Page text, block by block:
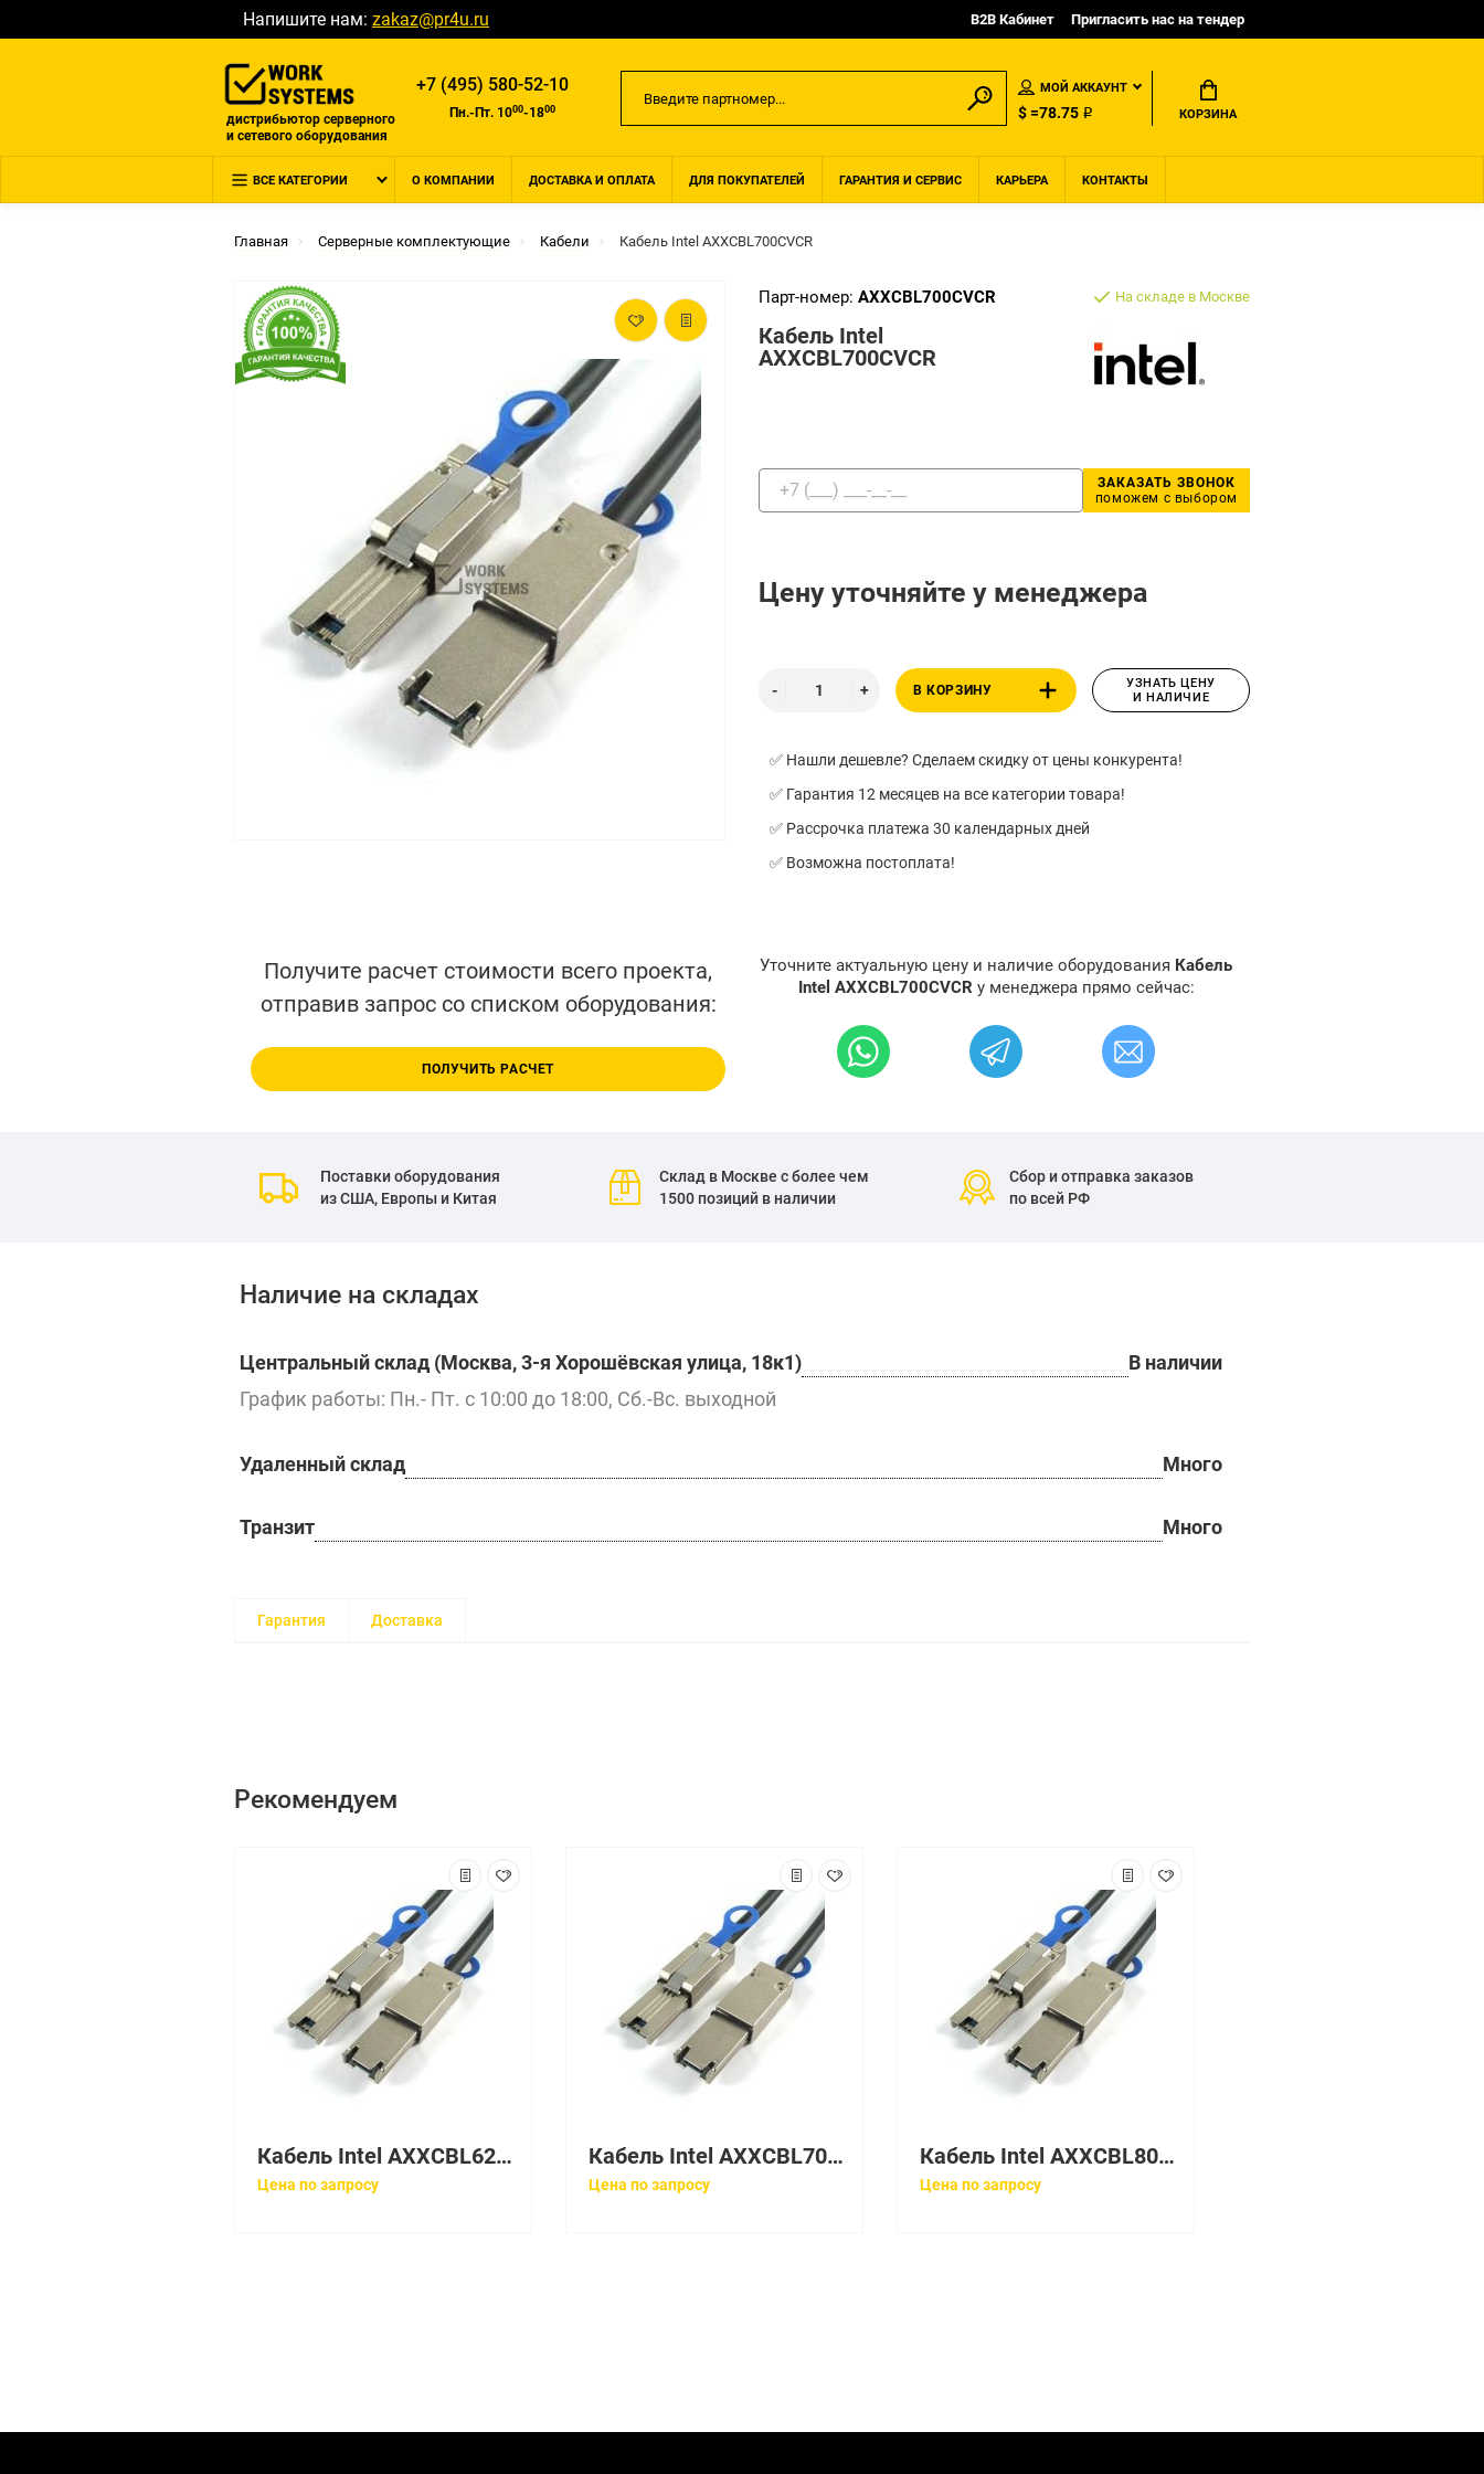
Напишите нам: zakaz@pr4u.ru B2B Кабинет Пригласить нас на тендер
дистрибьютор серверного
и сетевого оборудования
+7 (495) 580-52-10
Пн.-Пт. 1000-1800
МОЙ АККАУНТ
$ =78.75 ₽ КОРЗИНА
ВСЕ КАТЕГОРИИ О КОМПАНИИ ДОСТАВКА И ОПЛАТА ДЛЯ ПОКУПАТЕЛЕЙ ГАРАНТИЯ И СЕРВИС КАРЬЕРА КОНТАКТЫ
Главная Серверные комплектующие Кабели Кабель Intel AXXCBL700CVCR
Парт-номер: AXXCBL700CVCR
Кабель Intel
AXXCBL700CVCR
На складе в Москве
ЗАКАЗАТЬ ЗВОНОК
поможем с выбором
Цену уточняйте у менеджера
В КОРЗИНУ
УЗНАТЬ ЦЕНУ
И НАЛИЧИЕ
✅ Нашли дешевле? Сделаем скидку от цены конкурента!
✅ Гарантия 12 месяцев на все категории товара!
✅ Рассрочка платежа 30 календарных дней
✅ Возможна постоплата!
Получите расчет стоимости всего проекта,
отправив запрос со списком оборудования:
ПОЛУЧИТЬ РАСЧЕТ
Уточните актуальную цену и наличие оборудования Кабель
Intel AXXCBL700CVCR у менеджера прямо сейчас:
Поставки оборудования
из США, Европы и Китая
Склад в Москве с более чем
1500 позиций в наличии
Сбор и отправка заказов
по всей РФ
Наличие на складах
Центральный склад (Москва, 3-я Хорошёвская улица, 18к1)
В наличии
График работы: Пн.- Пт. с 10:00 до 18:00, Сб.-Вс. выходной
Удаленный склад Много
Транзит Много
Гарантия Доставка
Рекомендуем
Кабель Intel AXXCBL620CRCR
Цена по запросу
Кабель Intel AXXCBL700HDCV
Цена по запросу
Кабель Intel AXXCBL800CVCR
Цена по запросу